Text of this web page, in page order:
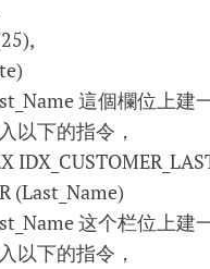
這個欄位上建
以下的指令，
(Last_Name)
这个栏位上建
以下的指令，